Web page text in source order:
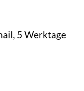
5 Werktage